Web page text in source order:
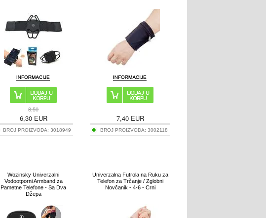
8,50
6,30EUR
BROJ PROIZVODA:3018949
7,40EUR
BROJ PROIZVODA: 3002118
Wozinsky Univerzalni
Vodootporni Armband za
Pametne Telefone - Sa Dva
Džepa
Univerzalna Futrola na Ruku za
Telefon za Trčanje / Zglobni
Novčanik - 4-6 - Crni